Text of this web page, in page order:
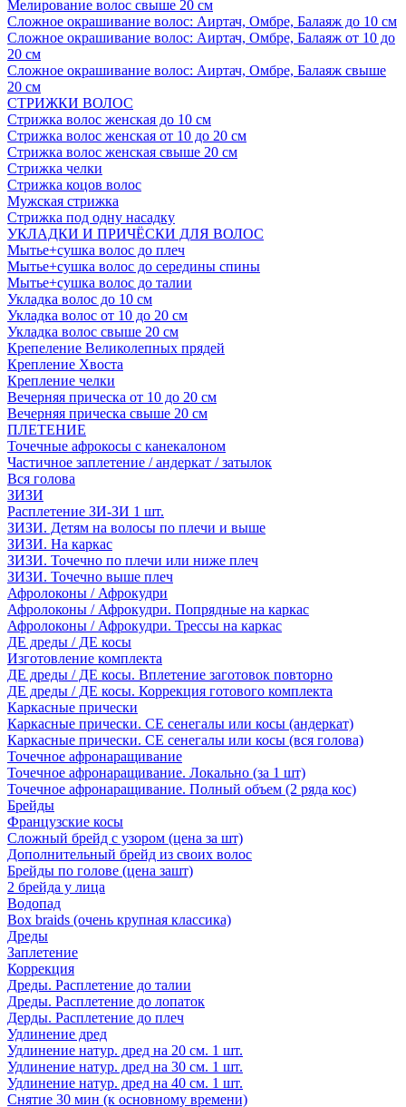
Мелирование волос свыше 20 см
Сложное окрашивание волос: Аиртач, Омбре, Балаяж до 10 см
Сложное окрашивание волос: Аиртач, Омбре, Балаяж от 10 до
20 см
Сложное окрашивание волос: Аиртач, Омбре, Балаяж свыше
20 см
СТРИЖКИ ВОЛОС
Стрижка волос женская до 10 см
Стрижка волос женская от 10 до 20 см
Стрижка волос женская свыше 20 см
Стрижка челки
Стрижка коцов волос
Мужская стрижка
Стрижка под одну насадку
УКЛАДКИ И ПРИЧЁСКИ ДЛЯ ВОЛОС
Мытье+сушка волос до плеч
Мытье+сушка волос до середины спины
Мытье+сушка волос до талии
Укладка волос до 10 см
Укладка волос от 10 до 20 см
Укладка волос свыше 20 см
Крепеление Великолепных прядей
Крепление Хвоста
Крепление челки
Вечерняя прическа от 10 до 20 см
Вечерняя прическа свыше 20 см
ПЛЕТЕНИЕ
Точечные афрокосы с канекалоном
Частичное заплетение / андеркат / затылок
Вся голова
ЗИЗИ
Расплетение ЗИ-ЗИ 1 шт.
ЗИЗИ. Детям на волосы по плечи и выше
ЗИЗИ. На каркас
ЗИЗИ. Точечно по плечи или ниже плеч
ЗИЗИ. Точечно выше плеч
Афролоконы / Афрокудри
Афролоконы / Афрокудри. Попрядные на каркас
Афролоконы / Афрокудри. Трессы на каркас
ДЕ дреды / ДЕ косы
Изготовление комплекта
ДЕ дреды / ДЕ косы. Вплетение заготовок повторно
ДЕ дреды / ДЕ косы. Коррекция готового комплекта
Каркасные прически
Каркасные прически. СЕ сенегалы или косы (андеркат)
Каркасные прически. СЕ сенегалы или косы (вся голова)
Точечное афронаращивание
Точечное афронаращивание. Локально (за 1 шт)
Точечное афронаращивание. Полный объем (2 ряда кос)
Брейды
Французские косы
Сложный брейд с узором (цена за шт)
Дополнительный брейд из своих волос
Брейды по голове (цена зашт)
2 брейда у лица
Водопад
Box braids (очень крупная классика)
Дреды
Заплетение
Коррекция
Дреды. Расплетение до талии
Дреды. Расплетение до лопаток
Дерды. Расплетение до плеч
Удлинение дред
Удлинение натур. дред на 20 см. 1 шт.
Удлинение натур. дред на 30 см. 1 шт.
Удлинение натур. дред на 40 см. 1 шт.
Снятие 30 мин (к основному времени)